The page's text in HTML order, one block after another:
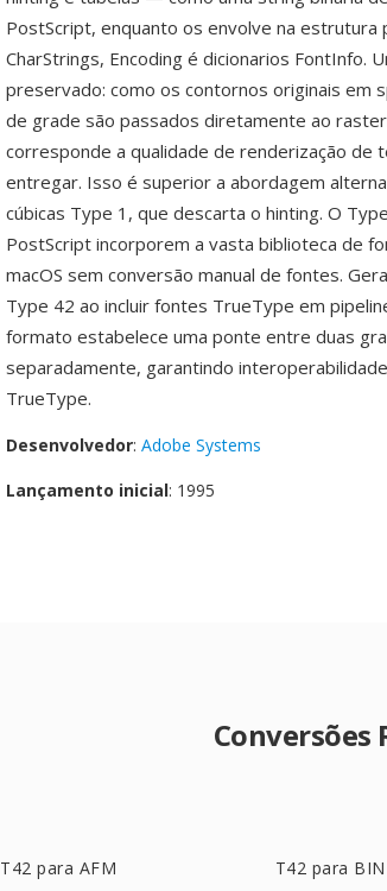
PostScript, enquanto os envolve na
CharStrings, Encoding é dicionarios FontInfo.
preservado: como os contornos originais em
de grade são passados diretamente ao
corresponde a qualidade de renderização
entregar. Isso é superior a abordagem
cúbicas Type 1, que descarta o hinting. O
PostScript incorporem a vasta biblioteca de
macOS sem conversão manual de fontes.
Type 42 ao incluir fontes TrueType em
formato estabelece uma ponte entre duas
separadamente, garantindo
TrueType.
Desenvolvedor: Adobe Systems
Lançamento inicial: 1995
Conversões
T42 para AFM T42 para BIN